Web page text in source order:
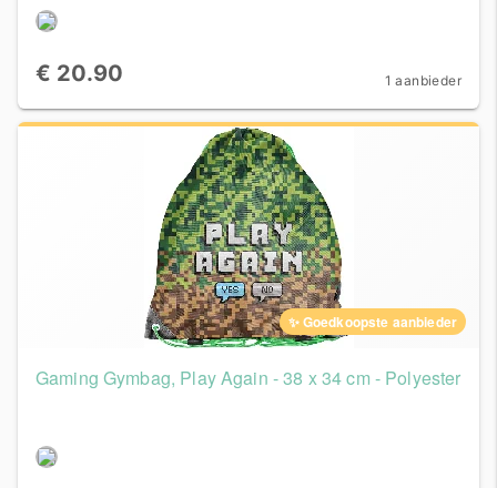
€ 20.90 1 aanbieder
✨ Goedkoopste aanbieder
Gaming Gymbag, Play Again - 38 x 34 cm - Polyester